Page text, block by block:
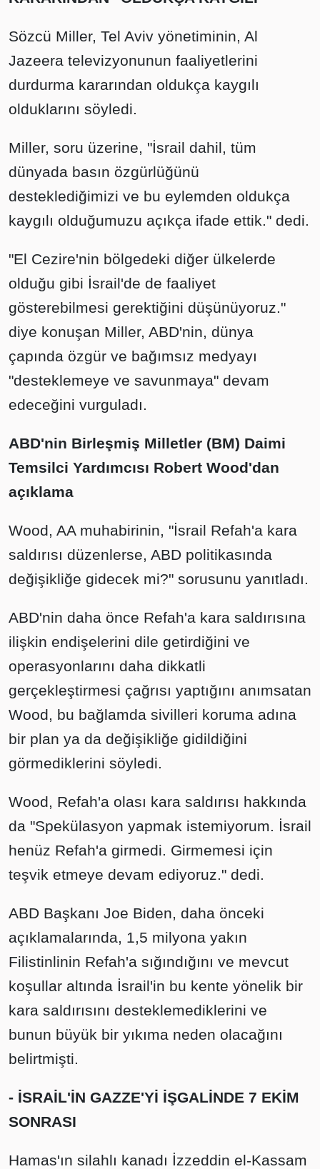
Sözcü Miller, Tel Aviv yönetiminin, Al
Jazeera televizyonunun faaliyetlerini
durdurma kararından oldukça kaygılı
olduklarını söyledi.
Miller, soru üzerine, "İsrail dahil, tüm
dünyada basın özgürlüğünü
desteklediğimizi ve bu eylemden oldukça
kaygılı olduğumuzu açıkça ifade ettik." dedi.
"El Cezire'nin bölgedeki diğer ülkelerde
olduğu gibi İsrail'de de faaliyet
gösterebilmesi gerektiğini düşünüyoruz."
diye konuşan Miller, ABD'nin, dünya
çapında özgür ve bağımsız medyayı
"desteklemeye ve savunmaya" devam
edeceğini vurguladı.
ABD'nin Birleşmiş Milletler (BM) Daimi
Temsilci Yardımcısı Robert Wood'dan
açıklama
Wood, AA muhabirinin, "İsrail Refah'a kara
saldırısı düzenlerse, ABD politikasında
değişikliğe gidecek mi?" sorusunu yanıtladı.
ABD'nin daha önce Refah'a kara saldırısına
ilişkin endişelerini dile getirdiğini ve
operasyonlarını daha dikkatli
gerçekleştirmesi çağrısı yaptığını anımsatan
Wood, bu bağlamda sivilleri koruma adına
bir plan ya da değişikliğe gidildiğini
görmediklerini söyledi.
Wood, Refah'a olası kara saldırısı hakkında
da "Spekülasyon yapmak istemiyorum. İsrail
henüz Refah'a girmedi. Girmemesi için
teşvik etmeye devam ediyoruz." dedi.
ABD Başkanı Joe Biden, daha önceki
açıklamalarında, 1,5 milyona yakın
Filistinlinin Refah'a sığındığını ve mevcut
koşullar altında İsrail'in bu kente yönelik bir
kara saldırısını desteklemediklerini ve
bunun büyük bir yıkıma neden olacağını
belirtmişti.
- ⁠İSRAİL'İN GAZZE'Yİ İŞGALİNDE 7 EKİM
SONRASI
Hamas'ın silahlı kanadı İzzeddin el-Kassam